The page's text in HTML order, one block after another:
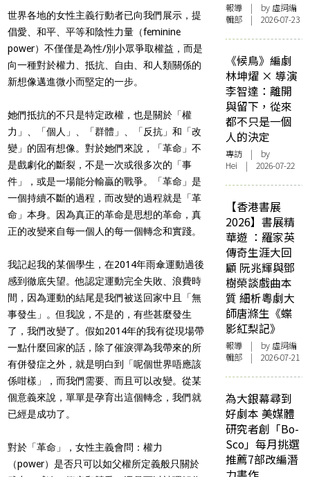
世界各地的女性主義行動者已向我們展示，提
倡愛、和平、平等和陰性力量（feminine
power）不僅僅是為性/別小眾爭取權益，而是
向一種對於權力、抵抗、自由、和人類關係的
新想像邁進微小而堅定的一步。
她們抵抗的不只是特定政權，也是關於「權
力」、「個人」、「群體」、「反抗」和「改
變」的固有想像。對於她們來說，「革命」不
是戲劇化的斷裂，不是一次或很多次的「事
件」，或是一場能分輸贏的戰爭。「革命」是
一個持續不斷的過程，而改變的過程就是「革
命」本身。因為真正的革命是思想的革命，真
正的改變來自每一個人的每一個轉念和實踐。
我記起我的某個學生，在2014年雨傘運動過後
感到徹底失望。他認定運動完全失敗、浪費時
間，因為運動的結尾是我們被送回家中且「無
事發生」。但我說，不是的，有些甚麼發生
了，我們改變了。假如2014年的我有從現場帶
一點什麼回家的話，除了催淚彈為我帶來的所
有併發症之外，就是明白到「呢個世界唔應該
係咁樣」，而我們需要、而且可以改變。從某
個意義來說，單單是孕育出這個轉念，我們就
已經是成功了。
對於「革命」，女性主義會問：權力
（power）是否只可以如父權所定義般只關於
報導 | by 虛詞編
輯部 | 2026-07-23
《候鳥》編劇
林坤燿 × 導演
李智達：離開
與留下，從來
都不只是一個
人的決定
專訪 | by
Hei | 2026-07-22
【香港書展
2026】書展精
華遊 ：羅家英
傳奇生涯大回
顧 阮兆輝與鄧
樹榮談戲曲本
質 細析粵劇大
師唐滌生《蝶
影紅梨記》
報導 | by 虛詞編
輯部 | 2026-07-21
為大銀幕尋到
好劇本 美媒體
研究者創「Bo-
Sco」每月挑選
推薦7部改編潛